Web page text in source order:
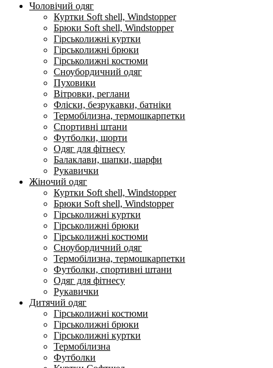
Чоловічий одяг
Куртки Soft shell, Windstopper
Брюки Soft shell, Windstopper
Гірськолижні куртки
Гірськолижні брюки
Гірськолижні костюми
Сноубордичний одяг
Пуховики
Вітровки, реглани
Фліски, безрукавки, батніки
Термобілизна, термошкарпетки
Спортивні штани
Футболки, шорти
Одяг для фітнесу
Балаклави, шапки, шарфи
Рукавички
Жіночий одяг
Куртки Soft shell, Windstopper
Брюки Soft shell, Windstopper
Гірськолижні куртки
Гірськолижні брюки
Гірськолижні костюми
Сноубордичний одяг
Термобілизна, термошкарпетки
Футболки, спортивні штани
Одяг для фітнесу
Рукавички
Дитячий одяг
Гірськолижні костюми
Гірськолижні брюки
Гірськолижні куртки
Термобілизна
Футболки